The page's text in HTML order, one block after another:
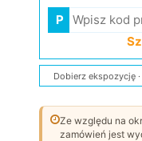
Dobierz ekspozycję
Ze względu na
zamówień jest